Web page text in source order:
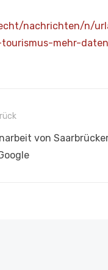
nachrichten/n/
mehr-
von Saarbrücker